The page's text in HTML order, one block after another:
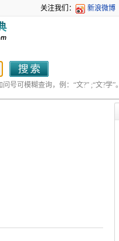
关注我们： 新浪微博
号可模糊查询，例：“文?” ;“文?学”。